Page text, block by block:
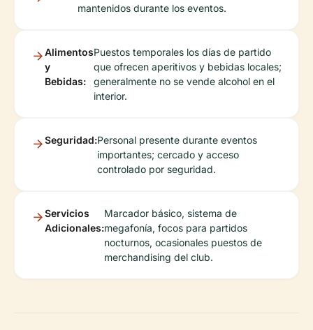
mantenidos durante los eventos.
Alimentos
y
Bebidas:
Puestos temporales los días de partido
que ofrecen aperitivos y bebidas locales;
generalmente no se vende alcohol en el
interior.
Seguridad:Personal presente durante eventos
importantes; cercado y acceso
controlado por seguridad.
Servicios
Adicionales:
Marcador básico, sistema de
megafonía, focos para partidos
nocturnos, ocasionales puestos de
merchandising del club.